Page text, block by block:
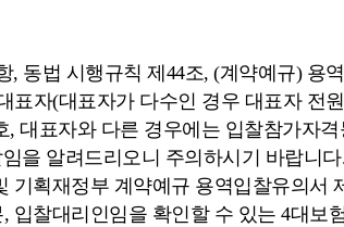
, 동법 시행규칙 제44조, (계약예규) 용
표자(대표자가 다수인 경우 대표자 전
대표자와 다른 경우에는 입찰참가자
을 알려드리오니 주의하시기 바랍니
기획재정부 계약예규 용역입찰유의서
입찰대리인임을 확인할 수 있는 4대보